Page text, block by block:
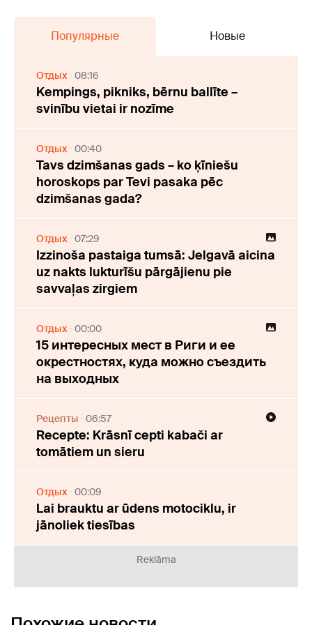
Популярные Новые
Отдых 08:16
Kempings, pikniks, bērnu ballīte –
svinību vietai ir nozīme
Отдых 00:40
Tavs dzimšanas gads – ko ķīniešu
horoskops par Tevi pasaka pēc
dzimšanas gada?
Отдых 07:29
Izzinoša pastaiga tumsā: Jelgavā aicina
uz nakts lukturīšu pārgājienu pie
savvaļas zirgiem
Отдых 00:00
15 интересных мест в Риги и ее
окрестностях, куда можно съездить
на выходных
Рецепты 06:57
Recepte: Krāsnī cepti kabači ar
tomātiem un sieru
Отдых 00:09
Lai brauktu ar ūdens motociklu, ir
jānoliek tiesības
Reklāma